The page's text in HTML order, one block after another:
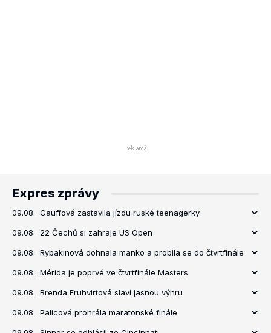
Expres zprávy
09.08. Gauffová zastavila jízdu ruské teenagerky
09.08. 22 Čechů si zahraje US Open
09.08. Rybakinová dohnala manko a probila se do čtvrtfinále
09.08. Mérida je poprvé ve čtvrtfinále Masters
09.08. Brenda Fruhvirtová slaví jasnou výhru
09.08. Palicová prohrála maratonské finále